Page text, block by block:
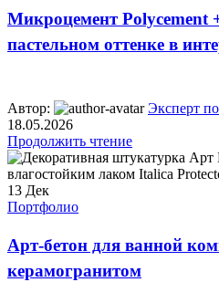
Микроцемент Polycement
пастельном оттенке в
Автор:
Эксперт
18.05.2026
Продолжить чтение
13 Дек
Портфолио
Арт-бетон для ванной
керамогранитом